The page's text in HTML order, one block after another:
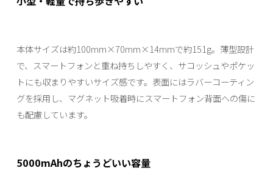
本体サイズは約100mm×70mm×14mmで約151g。薄型設計
で、スマートフォンと重ね持ちしやすく、サコッシュやポケッ
トにも収まりやすいサイズ感です。表面にはラバーコーティン
グを採用し、マグネット吸着時にスマートフォン背面への傷に
も配慮しています。
5000mAhのちょうどいい容量